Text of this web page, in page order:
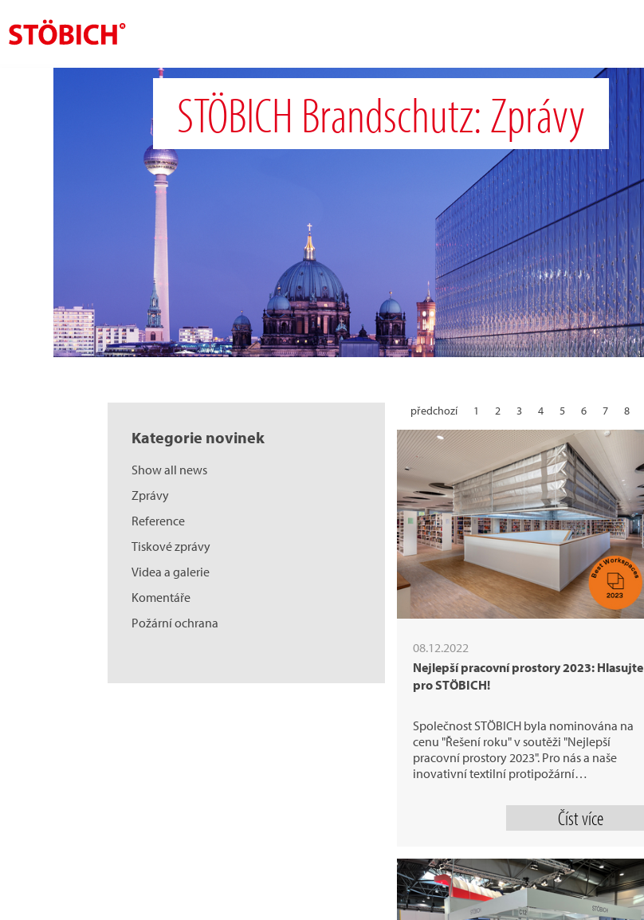
STÖBICH Brandschutz: Zprávy
Kategorie novinek
Show all news
Zprávy
Reference
Tiskové zprávy
Videa a galerie
Komentáře
Požární ochrana
předchozí 1 2 3 4 5 6 7 8
21
22 23
08.12.2022
Nejlepší pracovní prostory 2023: Hlasujte
pro STÖBICH!
Společnost STÖBICH byla nominována na
cenu "Řešení roku" v soutěži "Nejlepší
pracovní prostory 2023". Pro nás a naše
inovativní textilní protipožární…
Číst více